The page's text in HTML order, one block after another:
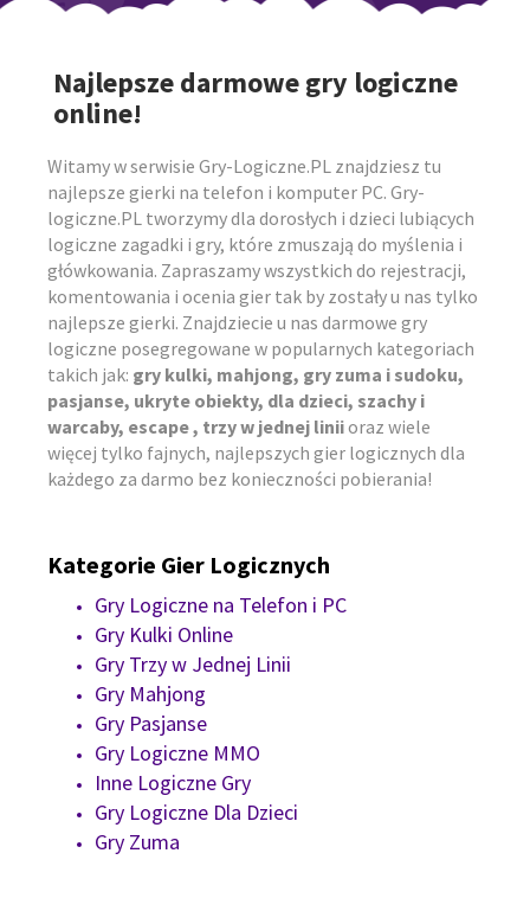
Najlepsze darmowe gry logiczne
online!
Witamy w serwisie Gry-Logiczne.PL znajdziesz tu
najlepsze gierki na telefon i komputer PC. Gry-
logiczne.PL tworzymy dla dorosłych i dzieci lubiących
logiczne zagadki i gry, które zmuszają do myślenia i
główkowania. Zapraszamy wszystkich do rejestracji,
komentowania i ocenia gier tak by zostały u nas tylko
najlepsze gierki. Znajdziecie u nas darmowe gry
logiczne posegregowane w popularnych kategoriach
takich jak: gry kulki, mahjong, gry zuma i sudoku,
pasjanse, ukryte obiekty, dla dzieci, szachy i
warcaby, escape , trzy w jednej liniioraz wiele
więcej tylko fajnych, najlepszych gier logicznych dla
każdego za darmo bez konieczności pobierania!
Kategorie Gier Logicznych
Gry Logiczne na Telefon i PC
Gry Kulki Online
Gry Trzy w Jednej Linii
Gry Mahjong
Gry Pasjanse
Gry Logiczne MMO
Inne Logiczne Gry
Gry Logiczne Dla Dzieci
Gry Zuma